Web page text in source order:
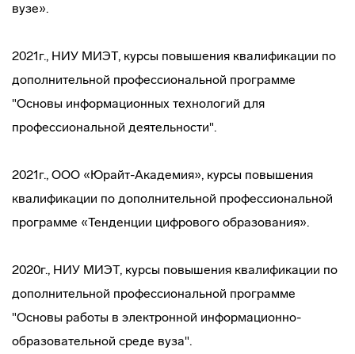
вузе».
2021г., НИУ МИЭТ, курсы повышения квалификации по
дополнительной профессиональной программе
"Основы информационных технологий для
профессиональной деятельности".
2021г., ООО «Юрайт-Академия», курсы повышения
квалификации по дополнительной профессиональной
программе «Тенденции цифрового образования».
2020г., НИУ МИЭТ, курсы повышения квалификации по
дополнительной профессиональной программе
"Основы работы в электронной информационно-
образовательной среде вуза".